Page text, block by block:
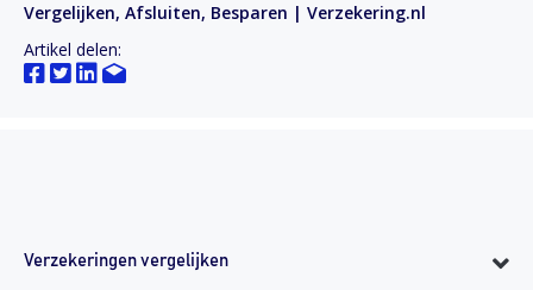
Vergelijken, Afsluiten, Besparen | Verzekering.nl
Artikel delen:
Verzekeringen vergelijken